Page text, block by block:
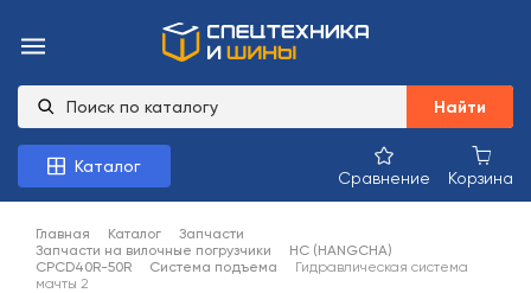
Найти
Каталог
Сравнение Корзина
Главная Каталог
Запчасти
Запчасти на вилочные погрузчики
HC (HANGCHA)
CPCD40R-50R
Система подъема
Гидравлическая система
мачты 2